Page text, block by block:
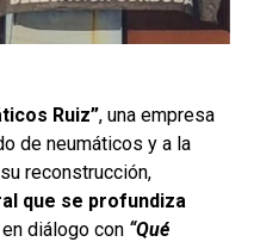
Ruiz”, una empresa
de neumáticos y a la
reconstrucción,
que se profundiza
diálogo con “Qué